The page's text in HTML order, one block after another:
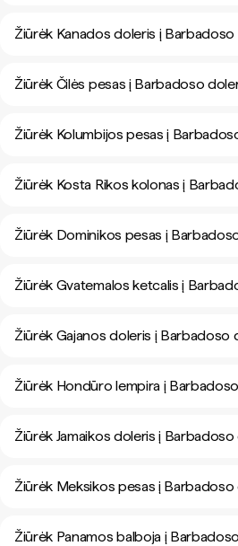
Žiūrėk Kanados doleris į
Žiūrėk Čilės pesas į Barbadoso
Žiūrėk Kolumbijos pesas į
Žiūrėk Kosta Rikos kolonas į
Žiūrėk Dominikos pesas į
Žiūrėk Gvatemalos ketcalis į
Žiūrėk Gajanos doleris į Barbadoso
Žiūrėk Hondūro lempira į
Žiūrėk Jamaikos doleris į
Žiūrėk Meksikos pesas į
Žiūrėk Panamos balboja į